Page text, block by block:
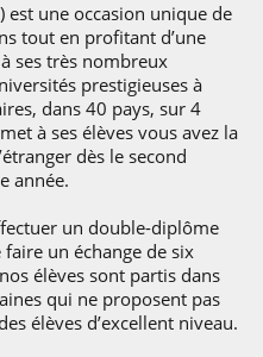
est une occasion unique de
tout en profitant d’une
ses très nombreux
prestigieuses à
dans 40 pays, sur 4
à ses élèves vous avez la
dès le second
année.
un double-diplôme
un échange de six
élèves sont partis dans
qui ne proposent pas
élèves d’excellent niveau.